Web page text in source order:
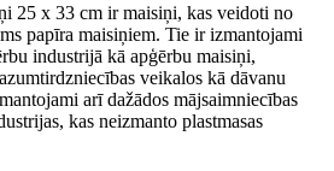
25 x 33 cm ir maisiņi, kas veidoti no
papīra maisiņiem. Tie ir izmantojami
industrijā kā apģērbu maisiņi,
veikalos kā dāvanu
arī dažādos mājsaimniecības
kas neizmanto plastmasas